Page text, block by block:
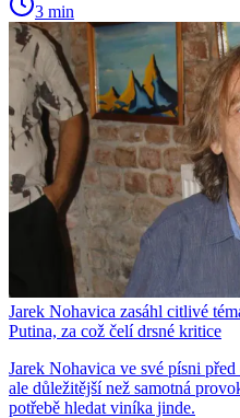
3 min
Jarek Nohavica zasáhl citlivé
Putina, za což čelí drsné kritice
Jarek Nohavica ve své písni
ale důležitější než samotná
potřebě hledat viníka jinde.